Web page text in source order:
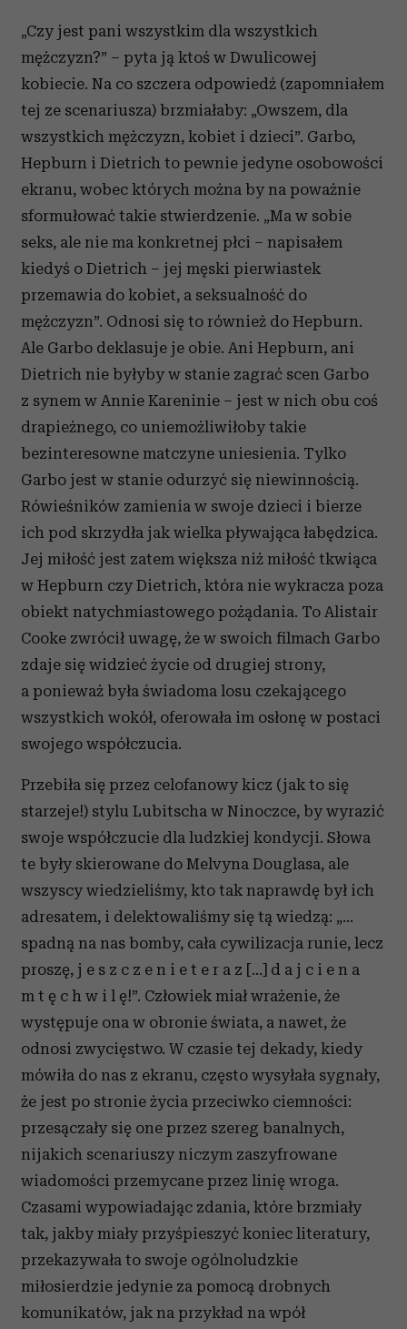
„Czy jest pani wszystkim dla wszystkich
mężczyzn?” – pyta ją ktoś w Dwulicowej
kobiecie. Na co szczera odpowiedź (zapomniałem
tej ze scenariusza) brzmiałaby: „Owszem, dla
wszystkich mężczyzn, kobiet i dzieci”. Garbo,
Hepburn i Dietrich to pewnie jedyne osobowości
ekranu, wobec których można by na poważnie
sformułować takie stwierdzenie. „Ma w sobie
seks, ale nie ma konkretnej płci – napisałem
kiedyś o Dietrich – jej męski pierwiastek
przemawia do kobiet, a seksualność do
mężczyzn”. Odnosi się to również do Hepburn.
Ale Garbo deklasuje je obie. Ani Hepburn, ani
Dietrich nie byłyby w stanie zagrać scen Garbo
z synem w Annie Kareninie – jest w nich obu coś
drapieżnego, co uniemożliwiłoby takie
bezinteresowne matczyne uniesienia. Tylko
Garbo jest w stanie odurzyć się niewinnością.
Rówieśników zamienia w swoje dzieci i bierze
ich pod skrzydła jak wielka pływająca łabędzica.
Jej miłość jest zatem większa niż miłość tkwiąca
w Hepburn czy Dietrich, która nie wykracza poza
obiekt natychmiastowego pożądania. To Alistair
Cooke zwrócił uwagę, że w swoich filmach Garbo
zdaje się widzieć życie od drugiej strony,
a ponieważ była świadoma losu czekającego
wszystkich wokół, oferowała im osłonę w postaci
swojego współczucia.
Przebiła się przez celofanowy kicz (jak to się
starzeje!) stylu Lubitscha w Ninoczce, by wyrazić
swoje współczucie dla ludzkiej kondycji. Słowa
te były skierowane do Melvyna Douglasa, ale
wszyscy wiedzieliśmy, kto tak naprawdę był ich
adresatem, i delektowaliśmy się tą wiedzą: „…
spadną na nas bomby, cała cywilizacja runie, lecz
proszę, j e s z c z e n i e t e r a z […] d a j c i e n a
m t ę c h w i l ę!”. Człowiek miał wrażenie, że
występuje ona w obronie świata, a nawet, że
odnosi zwycięstwo. W czasie tej dekady, kiedy
mówiła do nas z ekranu, często wysyłała sygnały,
że jest po stronie życia przeciwko ciemności:
przesączały się one przez szereg banalnych,
nijakich scenariuszy niczym zaszyfrowane
wiadomości przemycane przez linię wroga.
Czasami wypowiadając zdania, które brzmiały
tak, jakby miały przyśpieszyć koniec literatury,
przekazywała to swoje ogólnoludzkie
miłosierdzie jedynie za pomocą drobnych
komunikatów, jak na przykład na wpół